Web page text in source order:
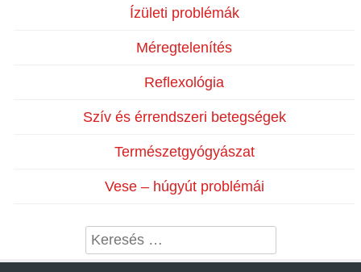
Ízületi problémák
Méregtelenítés
Reflexológia
Szív és érrendszeri betegségek
Természetgyógyászat
Vese – húgyút problémái
Search